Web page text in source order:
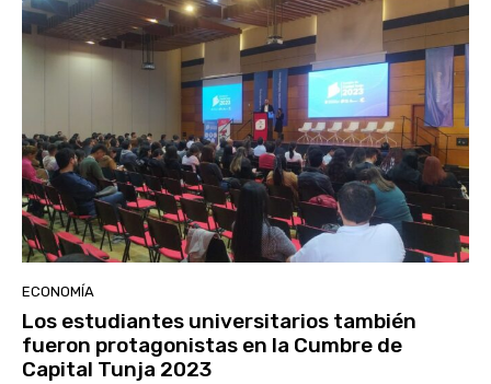
ECONOMÍA
Los estudiantes universitarios también
fueron protagonistas en la Cumbre de
Capital Tunja 2023